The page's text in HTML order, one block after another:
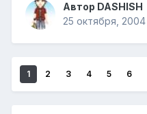
Автор DASHISH
25 октября, 2004
1 2 3 4 5 6